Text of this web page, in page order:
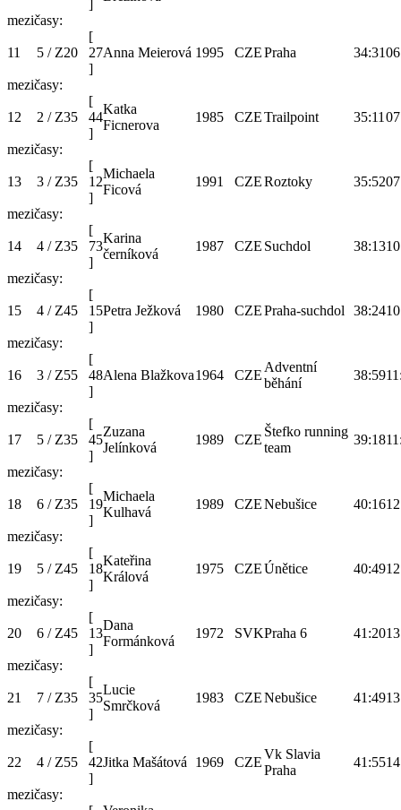
]
mezičasy:
11 5 / Z20
[
27
]
Anna Meierová 1995 CZEPraha 34:31
mezičasy:
12 2 / Z35
[
44
]
Katka
Ficnerova
1985 CZETrailpoint 35:11
mezičasy:
13 3 / Z35
[
12
]
Michaela
Ficová
1991 CZERoztoky 35:52
mezičasy:
14 4 / Z35
[
73
]
Karina
černíková
1987 CZE Suchdol 38:13
mezičasy:
15 4 / Z45
[
15
]
Petra Ježková 1980 CZEPraha-suchdol 38:24
mezičasy:
16 3 / Z55
[
48
]
Alena Blažkova1964 CZE
Adventní
běhání
38:59
mezičasy:
17 5 / Z35
[
45
]
Zuzana
Jelínková
1989 CZE
Štefko running
team
39:18
mezičasy:
18 6 / Z35
[
19
]
Michaela
Kulhavá
1989 CZENebušice 40:16
mezičasy:
19 5 / Z45
[
18
]
Kateřina
Králová
1975 CZEÚnětice 40:49
mezičasy:
20 6 / Z45
[
13
]
Dana
Formánková
1972 SVKPraha 6 41:20
mezičasy:
21 7 / Z35
[
35
]
Lucie
Smrčková
1983 CZENebušice 41:49
mezičasy:
22 4 / Z55
[
42
]
Jitka Mašátová 1969 CZE
Vk Slavia
Praha
41:55
mezičasy: